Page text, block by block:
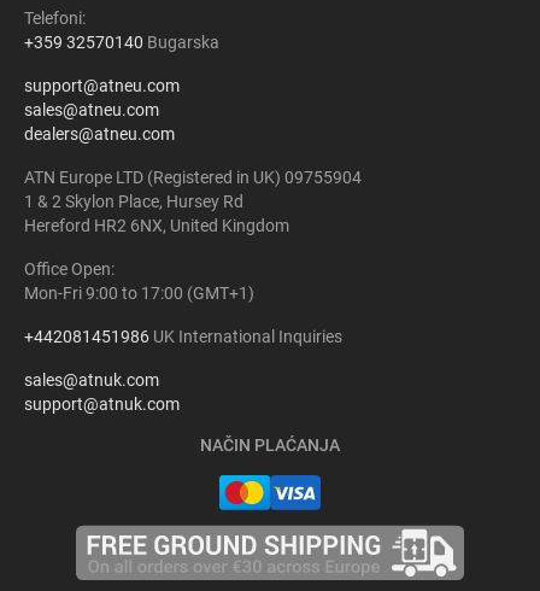
Telefoni:
+359 32570140 Bugarska
support@atneu.com
sales@atneu.com
dealers@atneu.com
ATN Europe LTD (Registered in UK) 09755904
1 & 2 Skylon Place, Hursey Rd
Hereford HR2 6NX, United Kingdom
Office Open:
Mon-Fri 9:00 to 17:00 (GMT+1)
+442081451986 UK International Inquiries
sales@atnuk.com
support@atnuk.com
NAČIN PLAĆANJA